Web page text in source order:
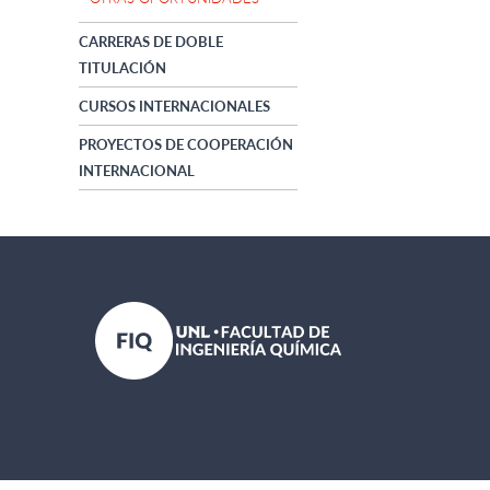
CARRERAS DE DOBLE
TITULACIÓN
CURSOS INTERNACIONALES
PROYECTOS DE COOPERACIÓN
INTERNACIONAL